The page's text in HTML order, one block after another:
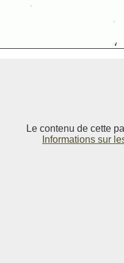
Le contenu de cette
Informations sur